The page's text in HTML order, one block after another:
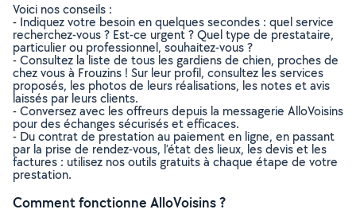
Voici nos conseils :
- Indiquez votre besoin en quelques secondes : quel service
recherchez-vous ? Est-ce urgent ? Quel type de prestataire,
particulier ou professionnel, souhaitez-vous ?
- Consultez la liste de tous les gardiens de chien, proches de
chez vous à Frouzins ! Sur leur profil, consultez les services
proposés, les photos de leurs réalisations, les notes et avis
laissés par leurs clients.
- Conversez avec les offreurs depuis la messagerie AlloVoisins
pour des échanges sécurisés et efficaces.
- Du contrat de prestation au paiement en ligne, en passant
par la prise de rendez-vous, l’état des lieux, les devis et les
factures : utilisez nos outils gratuits à chaque étape de votre
prestation.
Comment fonctionne AlloVoisins ?